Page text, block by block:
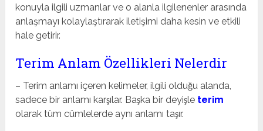
konuyla ilgili uzmanlar ve o alanla ilgilenenler arasında
anlaşmayı kolaylaştırarak iletişimi daha kesin ve etkili
hale getirir.
Terim Anlam Özellikleri Nelerdir
– Terim anlamı içeren kelimeler, ilgili olduğu alanda,
sadece bir anlamı karşılar. Başka bir deyişle terim
olarak tüm cümlelerde aynı anlamı taşır.